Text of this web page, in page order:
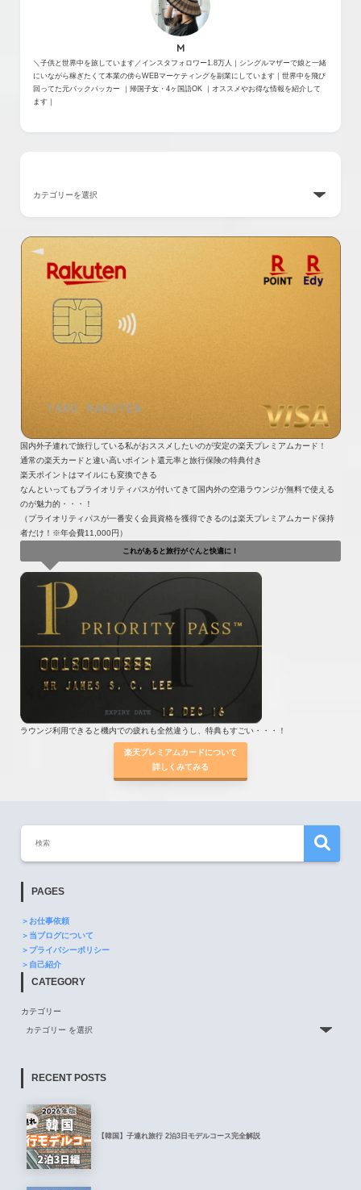
M
＼子供と世界中を旅しています／インスタフォロワー1.8万人｜シングルマザーで娘と一緒
にいながら稼ぎたくて本業の傍らWEBマーケティングを副業にしています｜世界中を飛び
回ってた元バックパッカー ｜帰国子女・4ヶ国語OK ｜オススメやお得な情報を紹介して
ます｜
国内外子連れで旅行している私がおススメしたいのが安定の楽天プレミアムカード！
通常の楽天カードと違い高いポイント還元率と旅行保険の特典付き
楽天ポイントはマイルにも変換できる
なんといってもプライオリティパスが付いてきて国内外の空港ラウンジが無料で使える
のが魅力的・・・！
（プライオリティパスが一番安く会員資格を獲得できるのは楽天プレミアムカード保持
者だけ！※年会費11,000円）
これがあると旅行がぐんと快適に！
ラウンジ利用できると機内での疲れも全然違うし、特典もすごい・・・！
楽天プレミアムカードについて
詳しくみてみる
PAGES
＞お仕事依頼
＞当ブログについて
＞プライバシーポリシー
＞自己紹介
CATEGORY
カテゴリー
RECENT POSTS
【韓国】子連れ旅行 2泊3日モデルコース完全解説